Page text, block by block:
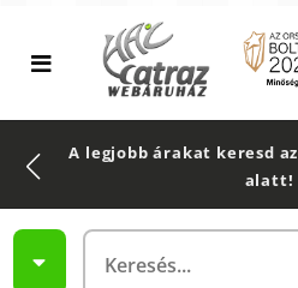
A legjobb árakat keresd az
alatt!